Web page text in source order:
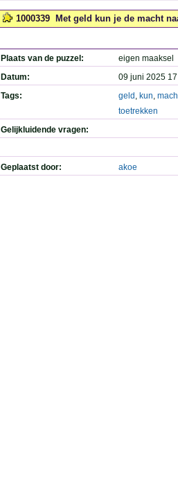
1000339 Met geld kun je de macht
Plaats van de puzzel:
eigen maaksel
Datum:
09 juni 2025
Tags:
geld , kun,
toetrekken
Gelijkluidende vragen:
Geplaatst door: akoe